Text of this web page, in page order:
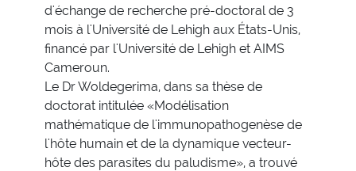
d'échange de recherche pré-doctoral de 3
mois à l'Université de Lehigh aux États-Unis,
financé par l'Université de Lehigh et AIMS
Cameroun.
Le Dr Woldegerima, dans sa thèse de
doctorat intitulée «Modélisation
mathématique de l'immunopathogenèse de
l'hôte humain et de la dynamique vecteur-
hôte des parasites du paludisme», a trouvé